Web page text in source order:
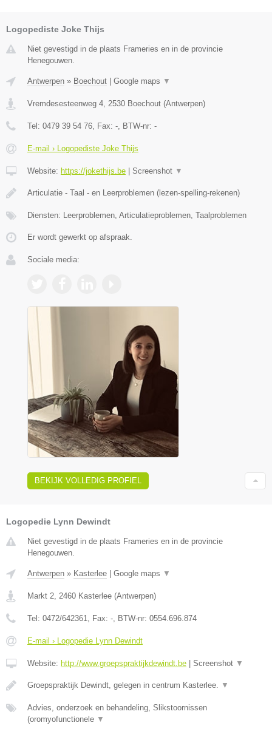
Logopediste Joke Thijs
Niet gevestigd in de plaats Frameries en in de provincie
Henegouwen.
Antwerpen » Boechout | Google maps ▼
Vremdesesteenweg 4 2530 Boechout (Antwerpen)
Tel: 0479 39 54 76 , Fax: - , BTW-nr: -
E-mail › Logopediste Joke Thijs
Website: https://jokethijs.be | Screenshot ▼
Articulatie - Taal - en Leerproblemen (lezen-spelling-rekenen)
Diensten: Leerproblemen, Articulatieproblemen, Taalproblemen
Er wordt gewerkt op afspraak.
Sociale media:
BEKIJK VOLLEDIG PROFIEL
Logopedie Lynn Dewindt
Niet gevestigd in de plaats Frameries en in de provincie
Henegouwen.
Antwerpen » Kasterlee | Google maps ▼
Markt 2 2460 Kasterlee (Antwerpen)
Tel: 0472/642361 , Fax: - , BTW-nr: 0554.696.874
E-mail › Logopedie Lynn Dewindt
Website: http://www.groepspraktijkdewindt.be | Screenshot ▼
Groepspraktijk Dewindt, gelegen in centrum Kasterlee. ▼
Advies, onderzoek en behandeling, Slikstoornissen
(oromyofunctionele ▼